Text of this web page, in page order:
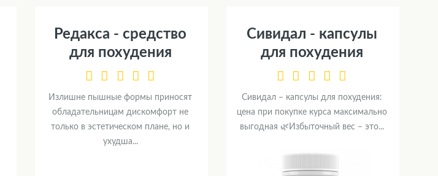
Редакса - средство
для похудения
Излишне пышные формы приносят
обладательницам дискомфорт не
только в эстетическом плане, но и
ухудша...
Сивидал - капсулы
для похудения
Сивидал – капсулы для похудения:
цена при покупке курса максимально
выгодная 🌿Избыточный вес – это...